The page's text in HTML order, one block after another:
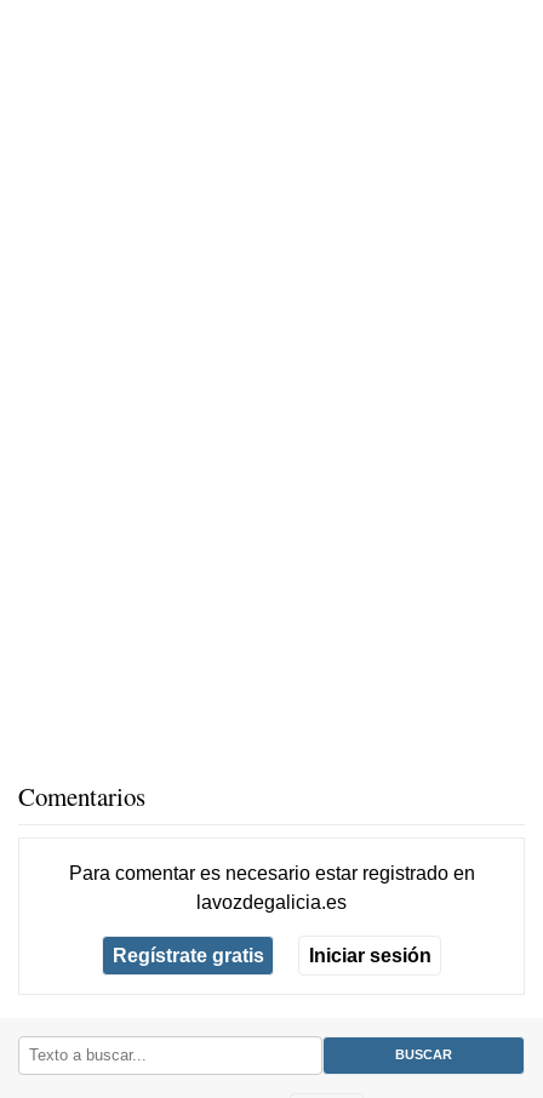
Comentarios
Para comentar es necesario estar registradoen
lavozdegalicia.es
Regístrate gratis Iniciar sesión